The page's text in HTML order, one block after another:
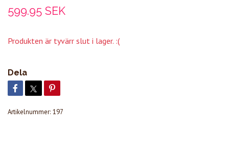
599.95 SEK
Produkten är tyvärr slut i lager. :(
Dela
Artikelnummer: 197